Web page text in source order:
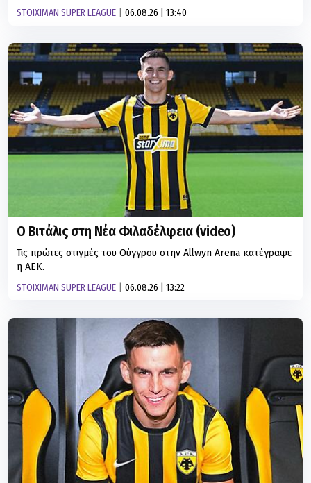
STOIXIMAN SUPER LEAGUE 06.08.26 | 13:40
Ο Βιτάλις στη Νέα Φιλαδέλφεια (video)
Τις πρώτες στιγμές του Ούγγρου στην Allwyn Arena κατέγραψε
η ΑΕΚ.
STOIXIMAN SUPER LEAGUE 06.08.26 | 13:22